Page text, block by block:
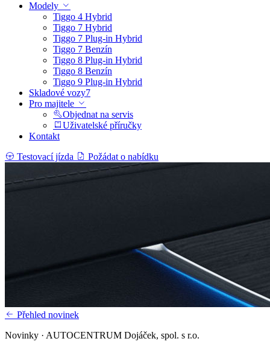
Modely
Tiggo 4 Hybrid
Tiggo 7 Hybrid
Tiggo 7 Plug-in Hybrid
Tiggo 7 Benzín
Tiggo 8 Plug-in Hybrid
Tiggo 8 Benzín
Tiggo 9 Plug-in Hybrid
Skladové vozy7
Pro majitele
Objednat na servis
Uživatelské příručky
Kontakt
Testovací jízda
Požádat o nabídku
Přehled novinek
Novinky · AUTOCENTRUM Dojáček, spol. s r.o.